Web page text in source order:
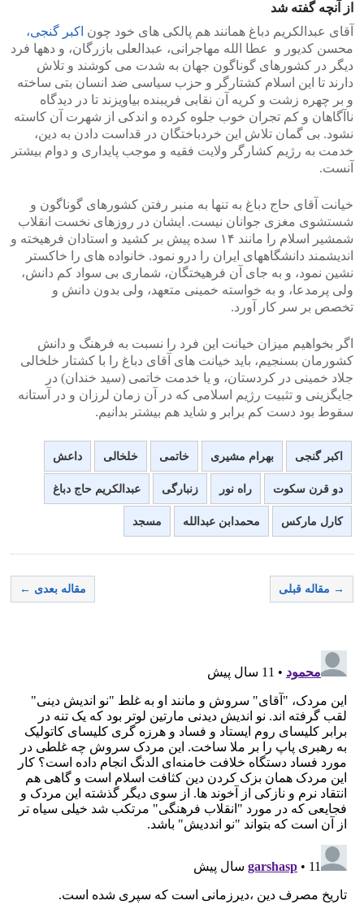
از آنچه گفته شد
آقای عبدالکریم دباغ همانند هم پالکی های خود چون اکبر گنجی،
محسن کدیور و عطا الله مهاجرانی، عبدالعلی بازرگان، و دهها فرد
دیگر در کشورهای گوناگون جهان به شدت می کوشند و تلاش
دارند تا این اسلام کشتارگر و حزب سیاسی ضد انسان بتی ساخته
و بر چهره زشت و کریه آن نقابی فریبنده بیاویزند تا در دیدگاه
ناآگاهان و کم تجران خوب جلوه کرده و اندکی از شهرت آن کاسته
نشود. بی گمان تلاش این خردباختگان در قداست دادن به دین،
خدمت به رژیم کشارگر ولایت فقیه و موجب پایداری و دوام بیشتر
آنست.
خیانت آقای حاج دباغ به تنها به منبر رفتن کشورهای گوناگون و
شستشوی مغزی جوانان نیست. ایشان در روزهای نخست انقلاب
شمشیر اسلام را مانند ۱۴ سده پیش بر کشید و استادان فرهیخته و
اندیشمند دانشگاههای ایران را درو نمود. خانواده های را خاکستر
نشین نمود، و به جای آن فرهیختگان، شماری بی سواد کم دانش،
ولی پرمدعا، و به خواسته خمینی متعهد، ولی بدون دانش و
تخصص بر سر کار آورد.
اگر بخواهیم میزان خیانت این فرد را نسبت به فرهنگ و دانش
کشورمان بسنجیم، باید خیانت های آقای دباغ را با کشتار خلخالی
جلاد خمینی در کردستان، و یا خدمت خاتمی (سید خندان) در
جایگزینی و تثبیت رژیم اسلامی که در آن زمان لرزان و در آستانه
سقوط بود دست کم برابر و شاید هم بیشتر بدانیم.
اکبر گنجی بهرام مشیری خاتمی خلخالی داعش
دو قرن سکوت راه نور زنبارگی عبدالکریم حاج دباغ
کارل مارکس محمدابن عبدالله مسجد
→ مقاله قبلی مقاله بعدی ←